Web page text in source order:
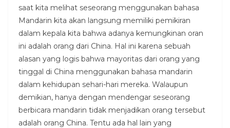
saat kita melihat seseorang menggunakan bahasa
Mandarin kita akan langsung memiliki pemikiran
dalam kepala kita bahwa adanya kemungkinan oran
ini adalah orang dari China. Hal ini karena sebuah
alasan yang logis bahwa mayoritas dari orang yang
tinggal di China menggunakan bahasa mandarin
dalam kehidupan sehari-hari mereka. Walaupun
demikian, hanya dengan mendengar seseorang
berbicara mandarin tidak menjadikan orang tersebut
adalah orang China. Tentu ada hal lain yang